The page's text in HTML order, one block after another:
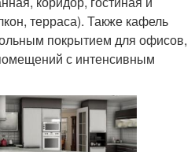
терраса). Также кафель
покрытием для офисов,
с интенсивным